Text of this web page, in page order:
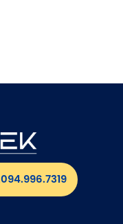
094.996.7319